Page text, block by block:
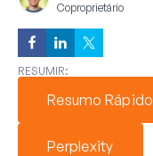
Coproprietário
RESUMIR:
Resumo Rápido
Perplexity